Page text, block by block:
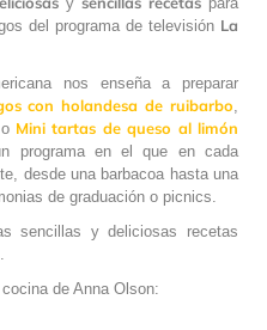
del programa de televisión La
nos enseña a preparar
con holandesa de ruibarbo
o Mini tartas de queso al limón
programa en el que en cada
desde una barbacoa hasta una
de graduación o picnics.
sencillas y deliciosas recetas
de Anna Olson: